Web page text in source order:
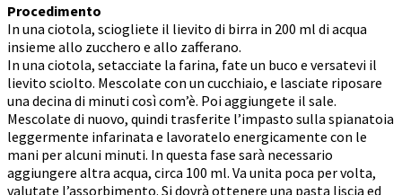
Procedimento
In una ciotola, sciogliete il lievito di birra in 200 ml di acqua
insieme allo zucchero e allo zafferano.
In una ciotola, setacciate la farina, fate un buco e versatevi il
lievito sciolto. Mescolate con un cucchiaio, e lasciate riposare
una decina di minuti così com’è. Poi aggiungete il sale.
Mescolate di nuovo, quindi trasferite l’impasto sulla spianatoia
leggermente infarinata e lavoratelo energicamente con le
mani per alcuni minuti. In questa fase sarà necessario
aggiungere altra acqua, circa 100 ml. Va unita poca per volta,
valutate l’assorbimento. Si dovrà ottenere una pasta liscia ed